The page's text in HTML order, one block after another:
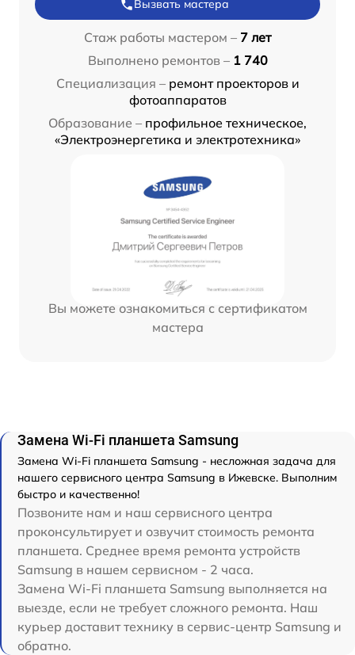
Вызвать мастера
Стаж работы мастером – 7 лет
Выполнено ремонтов – 1 740
Специализация – ремонт проекторов и
фотоаппаратов
Образование – профильное техническое,
«Электроэнергетика и электротехника»
Вы можете ознакомиться с сертификатом
мастера
Замена Wi-Fi планшета Samsung
Замена Wi-Fi планшета Samsung - несложная задача для
нашего сервисного центра Samsung в Ижевске. Выполним
быстро и качественно!
Позвоните нам и наш сервисного центра
проконсультирует и озвучит стоимость ремонта
планшета. Среднее время ремонта устройств
Samsung в нашем сервисном - 2 часа.
Замена Wi-Fi планшета Samsung выполняется на
выезде, если не требует сложного ремонта. Наш
курьер доставит технику в сервис-центр Samsung и
обратно.